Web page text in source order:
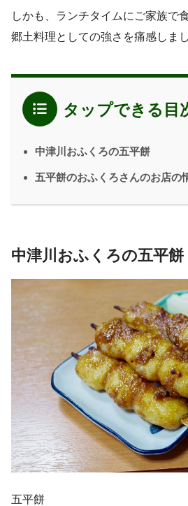
しかも、ランチタイムにご家族で
郷土料理としての強さを痛感しまし
タップできる目
中津川おふくろの五平餅
五平餅のおふくろさんのお店の
中津川おふくろの五平餅
五平餅